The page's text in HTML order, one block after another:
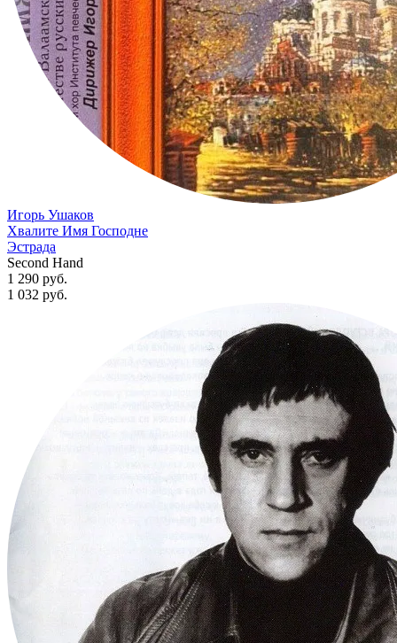
Игорь Ушаков
Хвалите Имя Господне
Эстрада
Second Hand
1 290 руб.
1 032 руб.